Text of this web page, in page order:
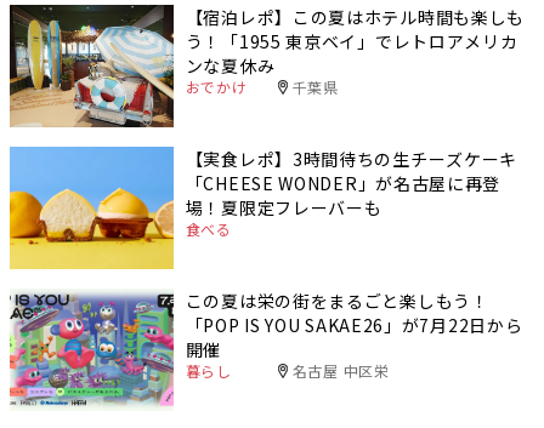
【宿泊レポ】この夏はホテル時間も楽しも
う！「1955 東京ベイ」でレトロアメリカ
ンな夏休み
おでかけ 千葉県
【実食レポ】3時間待ちの生チーズケーキ
「CHEESE WONDER」が名古屋に再登
場！夏限定フレーバーも
食べる
この夏は栄の街をまるごと楽しもう！
「POP IS YOU SAKAE26」が7月22日から
開催
暮らし 名古屋 中区栄